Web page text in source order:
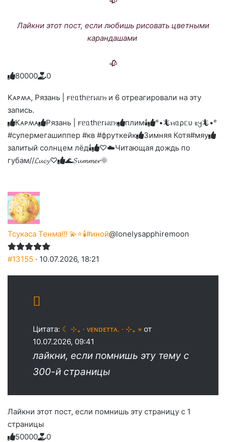
Лайкни этот пост, если любишь рисовать цветными
карандашами
🥀
Голосуйте
вверх.
8
Нажмите
реакцию:
улыбаюсь
0
Нажмите
реакцию:
смеюсь
до
слез
0
Нажмите
реакцию:
печаль
0
Нажмите
реакцию:
0
Нажмите
благодарю
0
Кᴀᴩʍᴀ, Рязань | 𐔥ᥱᥲthᥱrᥕιᥒⳋ и 6 отреагировали на эту
запись.
Кᴀᴩʍᴀ
Рязань | 𐔥ᥱᥲthᥱrᥕιᥒⳋ плим🕯️
°•🦎ⲙᥲρᥴυ ⲃ𐔤🦎•°
#супермегашиппер #кв #фруткейк
Зимняя Котя#мяу
залитый солнцем лёд🕯
♡☁️Читающая дождь по
губам//𝓛𝓾𝓬𝔂♡
🌊𝓢𝓾𝓶𝓶𝓮𝓻🌞
Тсукаса Тенма!!! 💫⭐🕯️#иной@lonelysapphiremoon
#13155 · 10.07.2026, 18:21
Цитата: ☾ ⊹₊ · ᴠᴇɴᴅᴇᴛᴛᴀ. · ⊹₊ ⋆ от
10.07.2026, 09:41
лайкни, если помнишь эту тему с
300-й страницы
Лайкни этот пост, если помнишь эту страницу с 1
страницы
Голосуйте
50000
Нажмите
0